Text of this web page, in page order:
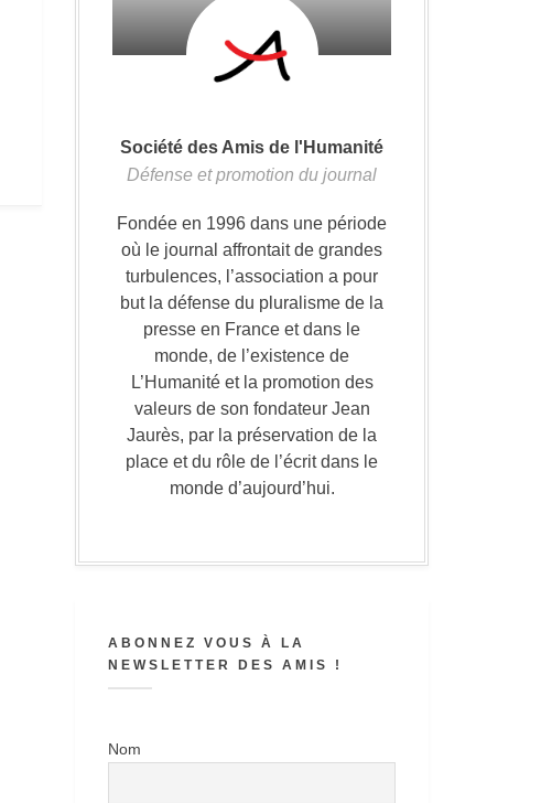
Société des Amis de l'Humanité
Défense et promotion du journal
Fondée en 1996 dans une période
où le journal affrontait de grandes
turbulences, l’association a pour
but la défense du pluralisme de la
presse en France et dans le
monde, de l’existence de
L’Humanité et la promotion des
valeurs de son fondateur Jean
Jaurès, par la préservation de la
place et du rôle de l’écrit dans le
monde d’aujourd’hui.
ABONNEZ VOUS À LA
NEWSLETTER DES AMIS !
Nom